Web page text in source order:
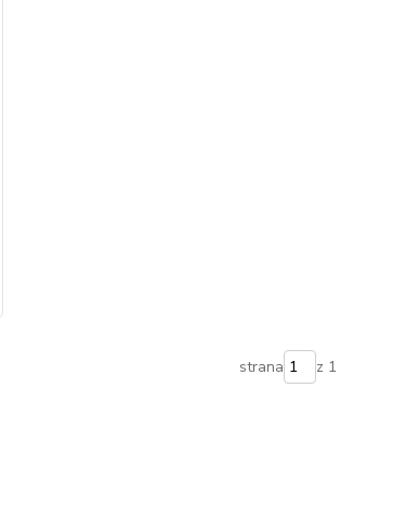
strana z 1